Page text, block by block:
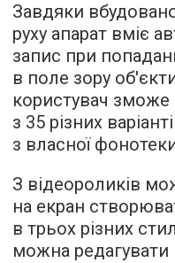
Завдяки
руху апарат вміє
запис при
в поле зору
користувач
з 35 різних
з власної
З відеороликів
на екран
в трьох різних
можна редагувати